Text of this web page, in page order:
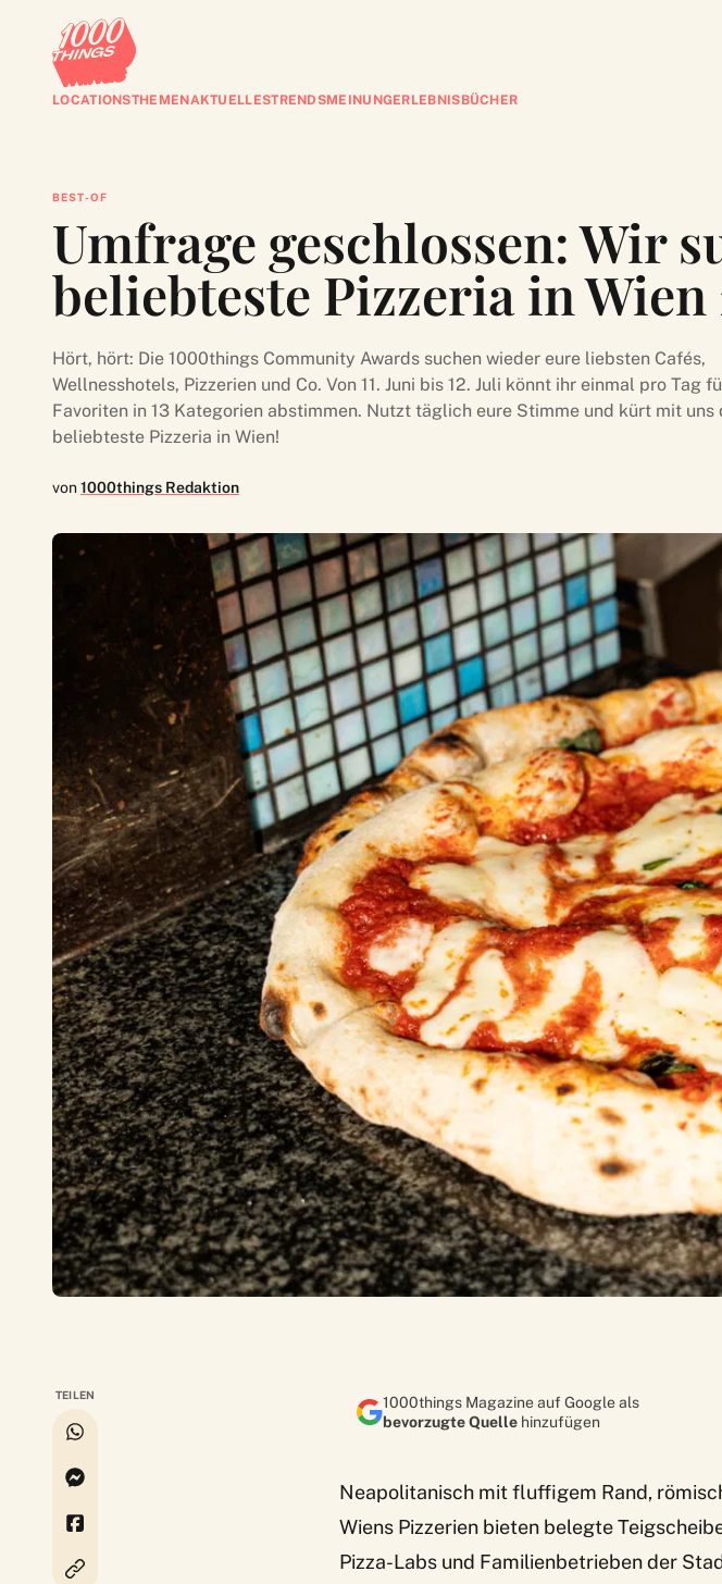
LOCATIONSTHEMENAKTUELLESTRENDSMEINUNGERLEBNISBÜCHER
BEST-OF
Umfrage geschlossen: Wir
beliebteste Pizzeria in Wien
Hört, hört: Die 1000things Community Awards suchen wieder eure liebsten Cafés,
Wellnesshotels, Pizzerien und Co. Von 11. Juni bis 12. Juli könnt ihr einmal pro Tag
Favoriten in 13 Kategorien abstimmen. Nutzt täglich eure Stimme und kürt mit uns
beliebteste Pizzeria in Wien!
von1000things Redaktion
TEILEN
1000things Magazine auf Google als
bevorzugte Quelle hinzufügen
Neapolitanisch mit fluffigem Rand,
Wiens Pizzerien bieten belegte
Pizza-Labs und Familienbetrieben der